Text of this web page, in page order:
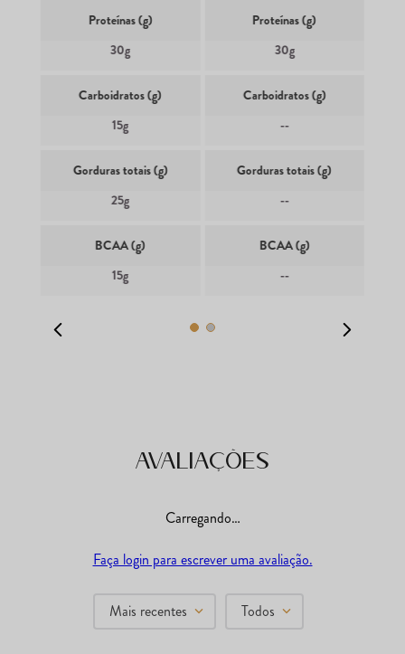
Proteínas (g)
30g
Carboidratos (g)
15g
Gorduras totais (g)
25g
BCAA (g)
15g
Proteínas (g)
30g
Carboidratos (g)
--
Gorduras totais (g)
--
BCAA (g)
--
Avaliações
Carregando…
Faça login para escrever uma avaliação.
Mais recentes Todos